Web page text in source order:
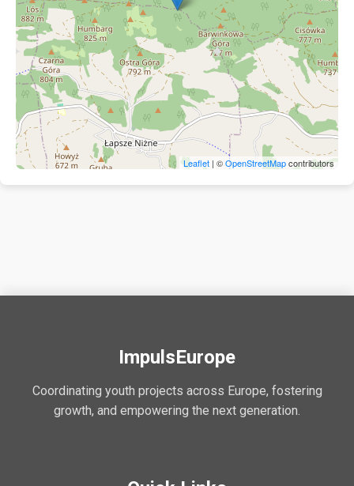
Leaflet | ©OpenStreetMapcontributors
ImpulsEurope
Coordinating youth projects across Europe, fostering
growth, and empowering the next generation.